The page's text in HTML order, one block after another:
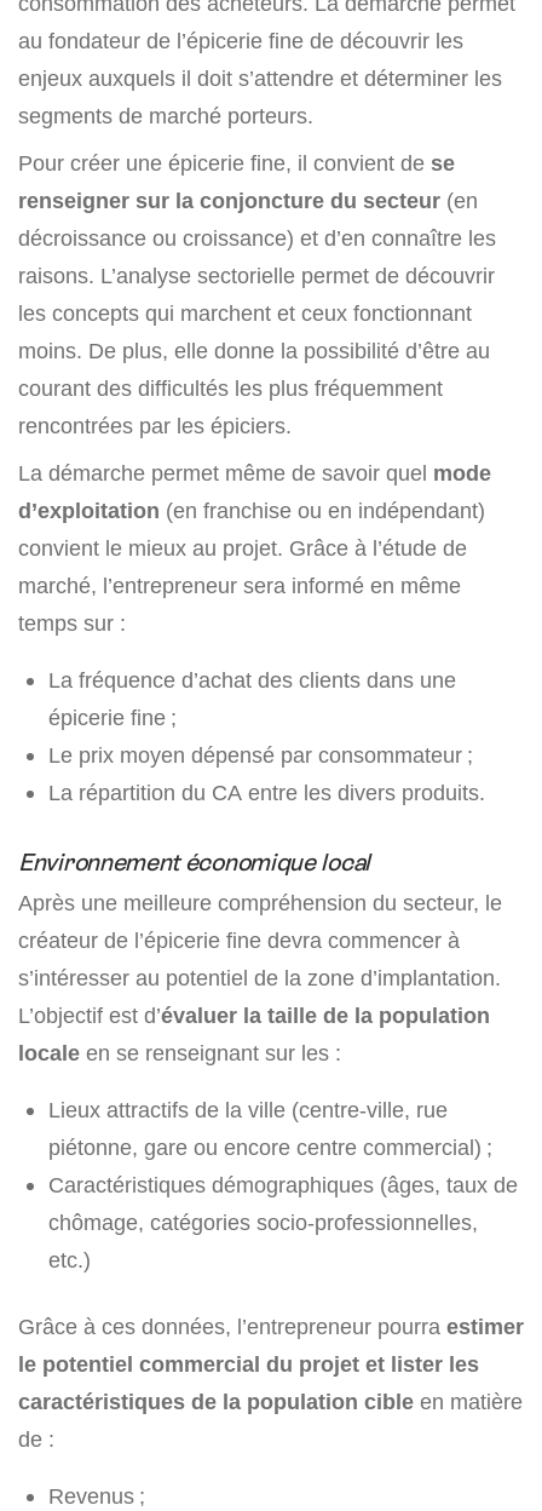
au fondateur de l’épicerie fine de découvrir les
enjeux auxquels il doit s’attendre et déterminer les
segments de marché porteurs.
Pour créer une épicerie fine, il convient de se
renseigner sur la conjoncture du secteur (en
décroissance ou croissance) et d’en connaître les
raisons. L’analyse sectorielle permet de découvrir
les concepts qui marchent et ceux fonctionnant
moins. De plus, elle donne la possibilité d’être au
courant des difficultés les plus fréquemment
rencontrées par les épiciers.
La démarche permet même de savoir quel mode
d’exploitation (en franchise ou en indépendant)
convient le mieux au projet. Grâce à l’étude de
marché, l’entrepreneur sera informé en même
temps sur :
La fréquence d’achat des clients dans une
épicerie fine ;
Le prix moyen dépensé par consommateur ;
La répartition du CA entre les divers produits.
Environnement économique local
Après une meilleure compréhension du secteur, le
créateur de l’épicerie fine devra commencer à
s’intéresser au potentiel de la zone d’implantation.
L’objectif est d’évaluer la taille de la population
locale en se renseignant sur les :
Lieux attractifs de la ville (centre-ville, rue
piétonne, gare ou encore centre commercial) ;
Caractéristiques démographiques (âges, taux de
chômage, catégories socio-professionnelles,
etc.)
Grâce à ces données, l’entrepreneur pourra estimer
le potentiel commercial du projet et lister les
caractéristiques de la population cible en matière
de :
Revenus ;